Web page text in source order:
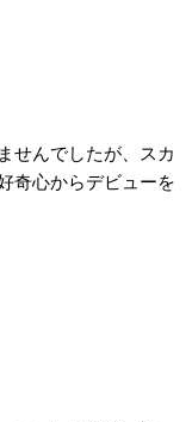
せんでしたが、スカ
奇心からデビューを